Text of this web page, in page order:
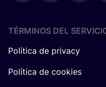
TÉRMINOS DEL
Política de privacy
Política de cookies